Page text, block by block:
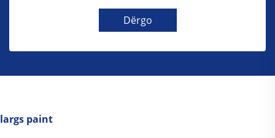
Dërgo
largs paint